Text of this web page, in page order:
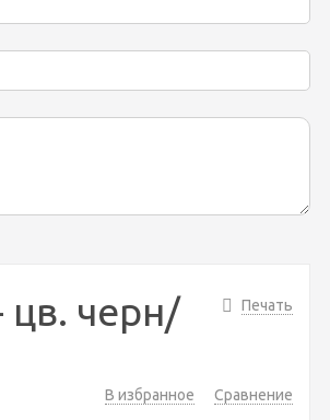
Печать
цв. черн/
В избранное Сравнение